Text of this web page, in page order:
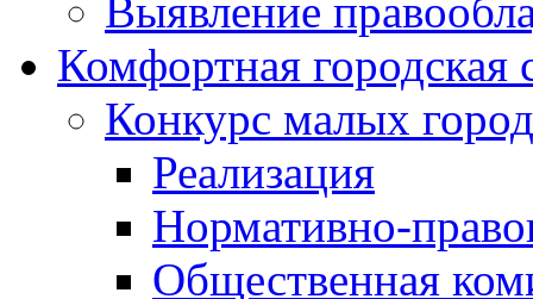
Выявление
Комфортная городская
Конкурс малых
Реализация
Нормативно-
Общественная